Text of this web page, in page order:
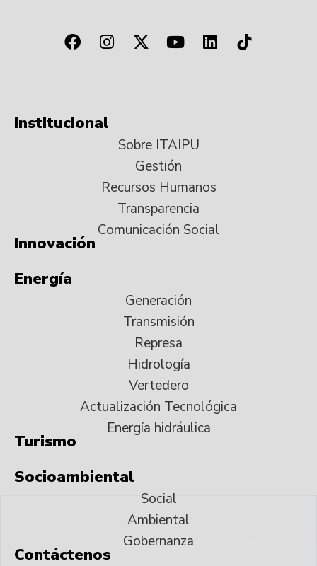
Institucional
Sobre ITAIPU
Gestión
Recursos Humanos
Transparencia
Comunicación Social
Innovación
Energía
Generación
Transmisión
Represa
Hidrología
Vertedero
Actualización Tecnológica
Energía hidráulica
Turismo
Socioambiental
Social
Ambiental
Gobernanza
Contáctenos